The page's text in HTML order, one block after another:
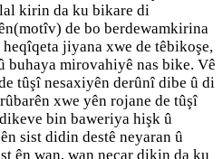
kirin da ku bikare di
de bo berdewamkirina
jiyana xwe de têbikoşe,
buhaya mirovahiyê nas bike. Vê
tûşî nesaxiyên derûnî dibe û di
xwe yên rojane de tûşî
bin baweriya hişk û
sist didin destê neyaran û
ên wan, wan neçar dikin da ku